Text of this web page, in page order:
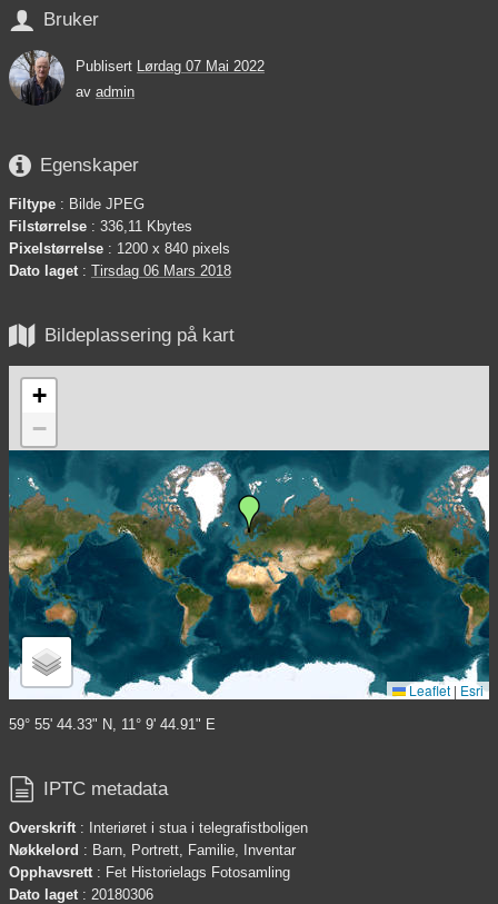
 Bruker
Publisert Lørdag 07 Mai 2022
av admin
 Egenskaper
Filtype : Bilde JPEG
Filstørrelse : 336,11 Kbytes
Pixelstørrelse : 1200 x 840 pixels
Dato laget : Tirsdag 06 Mars 2018
 Bildeplassering på kart
+
−
Leaflet | Esri
59° 55' 44.33" N, 11° 9' 44.91" E
 IPTC metadata
Overskrift : Interiøret i stua i telegrafistboligen
Nøkkelord : Barn, Portrett, Familie, Inventar
Opphavsrett : Fet Historielags Fotosamling
Dato laget : 20180306